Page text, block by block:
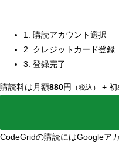
1. 購読アカウント選択
2. クレジットカード登録
3. 登録完了
購読料は月額880円 （税込） + 初
CodeGridの購読にはGoogleア